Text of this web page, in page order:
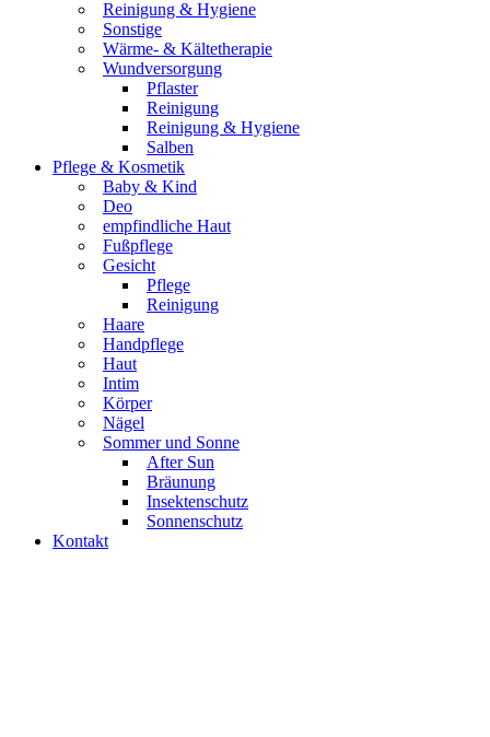
Reinigung & Hygiene
Sonstige
Wärme- & Kältetherapie
Wundversorgung
Pflaster
Reinigung
Reinigung & Hygiene
Salben
Pflege & Kosmetik
Baby & Kind
Deo
empfindliche Haut
Fußpflege
Gesicht
Pflege
Reinigung
Haare
Handpflege
Haut
Intim
Körper
Nägel
Sommer und Sonne
After Sun
Bräunung
Insektenschutz
Sonnenschutz
Kontakt